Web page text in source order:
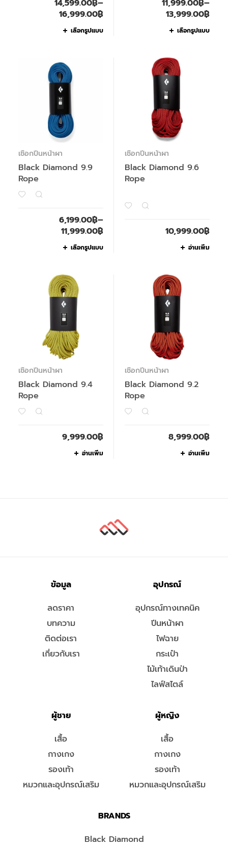
14,599.00฿–
16,999.00฿
เลือกรูปแบบ
11,999.00฿–
13,999.00฿
เลือกรูปแบบ
เชือกปีนหน้าผา
Black Diamond 9.9
Rope
6,199.00฿–
11,999.00฿
เลือกรูปแบบ
เชือกปีนหน้าผา
Black Diamond 9.6
Rope
10,999.00฿
อ่านเพิ่ม
เชือกปีนหน้าผา
Black Diamond 9.4
Rope
9,999.00฿
อ่านเพิ่ม
เชือกปีนหน้าผา
Black Diamond 9.2
Rope
8,999.00฿
อ่านเพิ่ม
ข้อมูล
ลดราคา
บทความ
ติดต่อเรา
เกี่ยวกับเรา
อุปกรณ์
อุปกรณ์ทางเทคนิค
ปีนหน้าผา
ไฟฉาย
กระเป๋า
ไม้เท้าเดินป่า
ไลฟ์สไตล์
ผู้ชาย
เสื้อ
กางเกง
รองเท้า
หมวกและอุปกรณ์เสริม
ผู้หญิง
เสื้อ
กางเกง
รองเท้า
หมวกและอุปกรณ์เสริม
BRANDS
Black Diamond